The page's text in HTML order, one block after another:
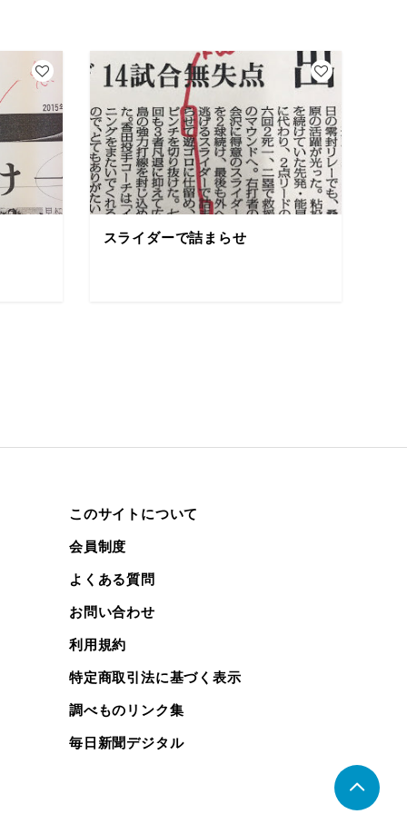
スライダーで詰まらせ
このサイトについて
会員制度
よくある質問
お問い合わせ
利用規約
特定商取引法に基づく表示
調べものリンク集
毎日新聞デジタル